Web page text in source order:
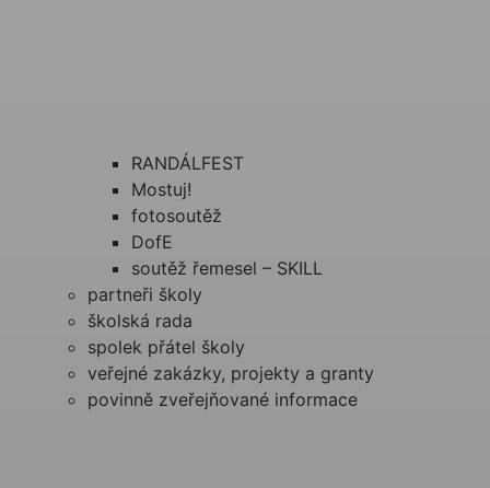
RANDÁLFEST
Mostuj!
fotosoutěž
DofE
soutěž řemesel – SKILL
partneři školy
školská rada
spolek přátel školy
veřejné zakázky, projekty a granty
povinně zveřejňované informace